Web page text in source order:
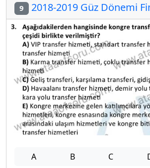
9 2018-2019 Güz Dönemi
A B C